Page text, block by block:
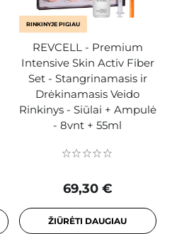
RINKINYJE PIGIAU
REVCELL - Premium
Intensive Skin Activ Fiber
Set - Stangrinamasis ir
Drėkinamasis Veido
Rinkinys - Siūlai + Ampulė
- 8vnt + 55ml
69,30 €
ŽIŪRĖTI DAUGIAU